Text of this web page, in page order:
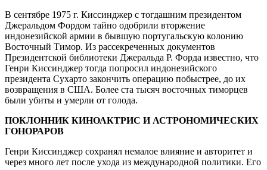
В сентябре 1975 г. Киссинджер с тогдашним президентом
Джеральдом Фордом тайно одобрили вторжение
индонезийской армии в бывшую португальскую колонию
Восточный Тимор. Из рассекреченных документов
Президентской библиотеки Джеральда Р. Форда известно, что
Генри Киссинджер тогда попросил индонезийского
президента Сухарто закончить операцию побыстрее, до их
возвращения в США. Более ста тысяч восточных тиморцев
были убиты и умерли от голода.
ПОКЛОННИК КИНОАКТРИС И АСТРОНОМИЧЕСКИХ
ГОНОРАРОВ
Генри Киссинджер сохранял немалое влияние и авторитет и
через много лет после ухода из международной политики. Его